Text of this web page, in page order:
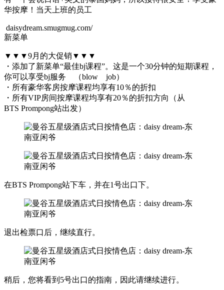
华按摩！当天上班的员工
daisydream.smugmug.com/
新菜单
▼▼▼9月的大促销▼▼▼
・添加了新菜单“最佳bj课程”。这是一个30分钟的短期课程，
你可以享受bj服务 （blow job）
・所有豪华客房按摩课程均享有10％的折扣
・所有VIP房间按摩课程均享有20％的折扣方向（从
BTS Prompong站出发）
在BTS Prompong站下车，并在1号出口下。
退出检票口后，继续直行。
稍后，您将看到5号出口的指南，因此请继续进行。